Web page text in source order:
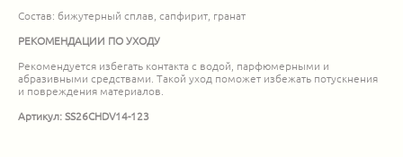
Состав: бижутерный сплав, сапфирит, гранат
РЕКОМЕНДАЦИИ ПО УХОДУ
Рекомендуется избегать контакта с водой, парфюмерными и
абразивными средствами. Такой уход поможет избежать потускнения
и повреждения материалов.
Артикул: SS26CHDV14-123